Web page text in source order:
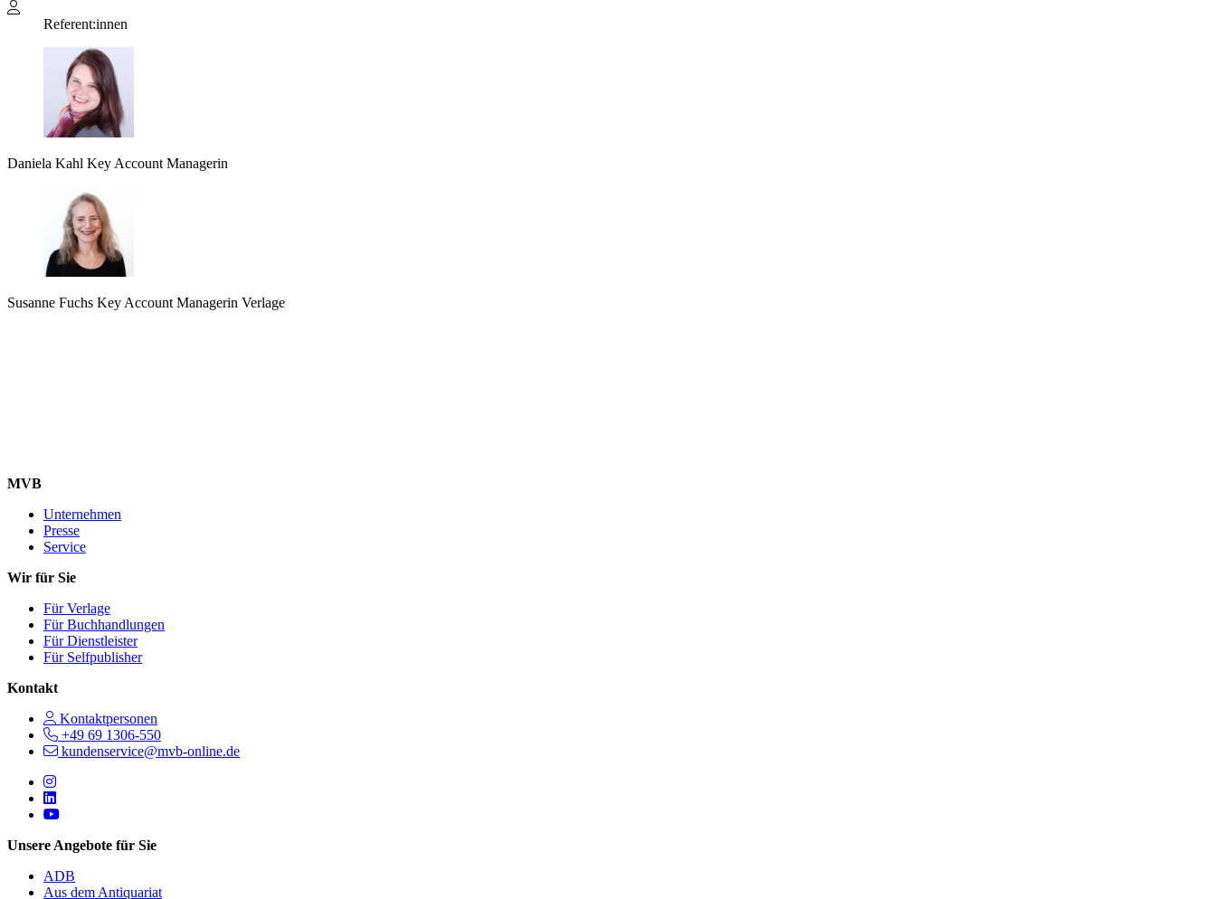
Referent:innen
Daniela Kahl Key Account Managerin
Susanne Fuchs Key Account Managerin Verlage
MVB
Unternehmen
Presse
Service
Wir für Sie
Für Verlage
Für Buchhandlungen
Für Dienstleister
Für Selfpublisher
Kontakt
Kontaktpersonen
+49 69 1306-550
kundenservice@mvb-online.de
Follow us on https://www.instagram.com/lifeatmvb/
Follow us on https://www.linkedin.com/company/mvbbooks
Follow us on https://www.youtube.com/@mvbbooks
Unsere Angebote für Sie
ADB
Aus dem Antiquariat